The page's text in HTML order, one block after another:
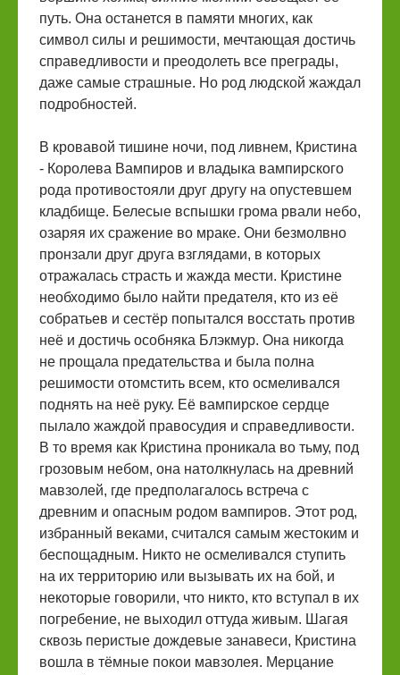
путь. Она останется в памяти многих, как
символ силы и решимости, мечтающая достичь
справедливости и преодолеть все преграды,
даже самые страшные. Но род людской жаждал
подробностей.
В кровавой тишине ночи, под ливнем, Кристина
- Королева Вампиров и владыка вампирского
рода противостояли друг другу на опустевшем
кладбище. Белесые вспышки грома рвали небо,
озаряя их сражение во мраке. Они безмолвно
пронзали друг друга взглядами, в которых
отражалась страсть и жажда мести. Кристине
необходимо было найти предателя, кто из её
собратьев и сестёр попытался восстать против
неё и достичь особняка Блэкмур. Она никогда
не прощала предательства и была полна
решимости отомстить всем, кто осмеливался
поднять на неё руку. Её вампирское сердце
пылало жаждой правосудия и справедливости.
В то время как Кристина проникала во тьму, под
грозовым небом, она натолкнулась на древний
мавзолей, где предполагалось встреча с
древним и опасным родом вампиров. Этот род,
избранный веками, считался самым жестоким и
беспощадным. Никто не осмеливался ступить
на их территорию или вызывать их на бой, и
некоторые говорили, что никто, кто вступал в их
погребение, не выходил оттуда живым. Шагая
сквозь перистые дождевые занавеси, Кристина
вошла в тёмные покои мавзолея. Мерцание